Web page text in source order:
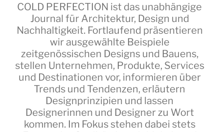
COLD PERFECTION ist das unabhängige
Journal für Architektur, Design und
Nachhaltigkeit. Fortlaufend präsentieren
wir ausgewählte Beispiele
zeitgenössischen Designs und Bauens,
stellen Unternehmen, Produkte, Services
und Destinationen vor, informieren über
Trends und Tendenzen, erläutern
Designprinzipien und lassen
Designerinnen und Designer zu Wort
kommen. Im Fokus stehen dabei stets